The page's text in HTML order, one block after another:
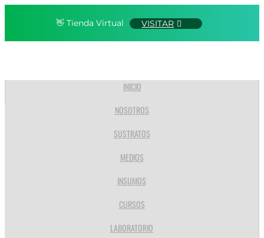
👋 Tienda Virtual VISITAR
INICIO
NOSOTROS
SUSTRATOS
MEDIOS
INSUMOS
CURSOS
LABORATORIO